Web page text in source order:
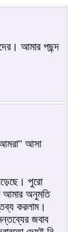
আমার পছন্দ
আসা
পুরো
আমার অনুমতি
করলাম।
জবাব